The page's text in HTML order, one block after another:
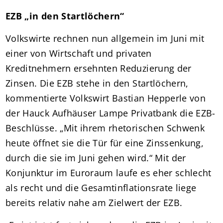
EZB „in den Startlöchern“
Volkswirte rechnen nun allgemein im Juni mit
einer von Wirtschaft und privaten
Kreditnehmern ersehnten Reduzierung der
Zinsen. Die EZB stehe in den Startlöchern,
kommentierte Volkswirt Bastian Hepperle von
der Hauck Aufhäuser Lampe Privatbank die EZB-
Beschlüsse. „Mit ihrem rhetorischen Schwenk
heute öffnet sie die Tür für eine Zinssenkung,
durch die sie im Juni gehen wird.“ Mit der
Konjunktur im Euroraum laufe es eher schlecht
als recht und die Gesamtinflationsrate liege
bereits relativ nahe am Zielwert der EZB.